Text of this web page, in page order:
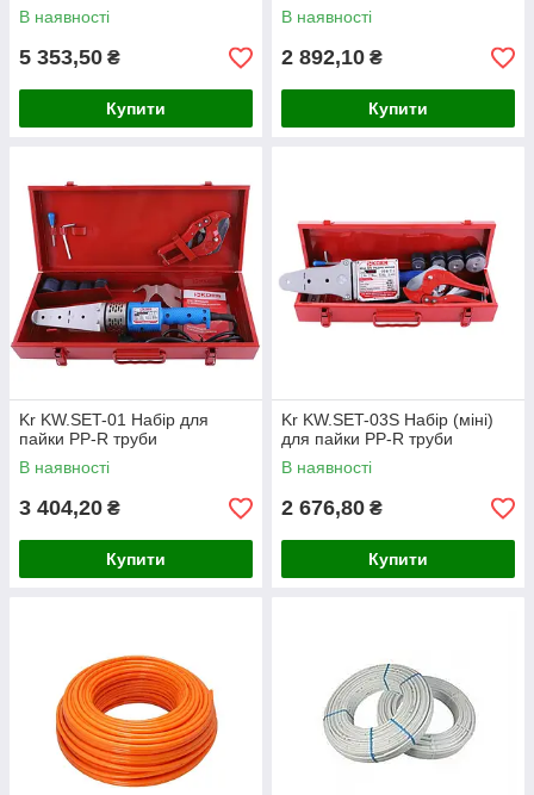
В наявності
5 353,50 ₴
Купити
В наявності
2 892,10 ₴
Купити
Kr KW.SET-01 Набір для
пайки PP-R труби
В наявності
3 404,20 ₴
Купити
Kr KW.SET-03S Набір (міні)
для пайки PP-R труби
В наявності
2 676,80 ₴
Купити